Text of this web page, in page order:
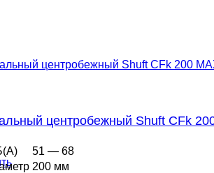
центробежный Shuft CFk
51 — 68
200 мм